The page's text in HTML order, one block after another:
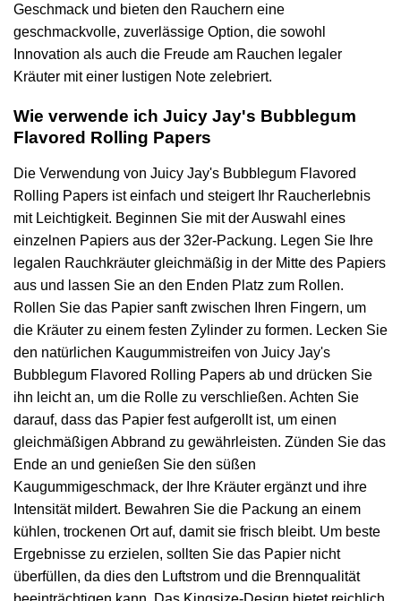
Geschmack und bieten den Rauchern eine
geschmackvolle, zuverlässige Option, die sowohl
Innovation als auch die Freude am Rauchen legaler
Kräuter mit einer lustigen Note zelebriert.
Wie verwende ich Juicy Jay's Bubblegum
Flavored Rolling Papers
Die Verwendung von Juicy Jay's Bubblegum Flavored
Rolling Papers ist einfach und steigert Ihr Raucherlebnis
mit Leichtigkeit. Beginnen Sie mit der Auswahl eines
einzelnen Papiers aus der 32er-Packung. Legen Sie Ihre
legalen Rauchkräuter gleichmäßig in der Mitte des Papiers
aus und lassen Sie an den Enden Platz zum Rollen.
Rollen Sie das Papier sanft zwischen Ihren Fingern, um
die Kräuter zu einem festen Zylinder zu formen. Lecken Sie
den natürlichen Kaugummistreifen von Juicy Jay's
Bubblegum Flavored Rolling Papers ab und drücken Sie
ihn leicht an, um die Rolle zu verschließen. Achten Sie
darauf, dass das Papier fest aufgerollt ist, um einen
gleichmäßigen Abbrand zu gewährleisten. Zünden Sie das
Ende an und genießen Sie den süßen
Kaugummigeschmack, der Ihre Kräuter ergänzt und ihre
Intensität mildert. Bewahren Sie die Packung an einem
kühlen, trockenen Ort auf, damit sie frisch bleibt. Um beste
Ergebnisse zu erzielen, sollten Sie das Papier nicht
überfüllen, da dies den Luftstrom und die Brennqualität